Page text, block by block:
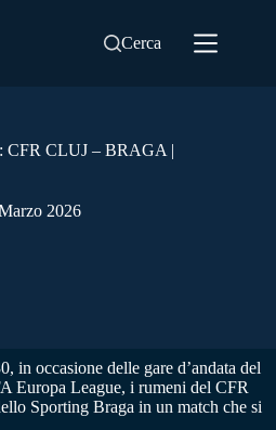
Cerca
CLUJ – BRAGA |
2026
in occasione delle gare d’andata del
Europa League, i rumeni del CFR
Sporting Braga in un match che si